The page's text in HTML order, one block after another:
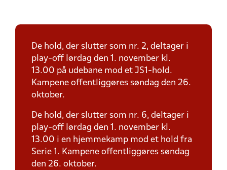
De hold, der slutter som nr. 2, deltager i
play-off lørdag den 1. november kl.
13.00 på udebane mod et JS1-hold.
Kampene offentliggøres søndag den 26.
oktober.
De hold, der slutter som nr. 6, deltager i
play-off lørdag den 1. november kl.
13.00 i en hjemmekamp mod et hold fra
Serie 1. Kampene offentliggøres søndag
den 26. oktober.